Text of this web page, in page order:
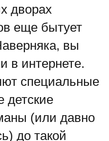
дворах
еще бытует
вы
в интернете.
специальные
детские
(или давно
до такой